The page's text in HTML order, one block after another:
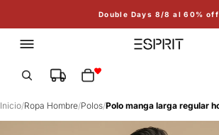
Double Days 8/8 al 60% off
Inicio/Ropa Hombre/Polos/